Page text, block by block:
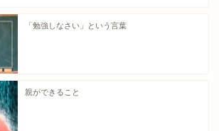
「勉強しなさい」という言葉
親ができること